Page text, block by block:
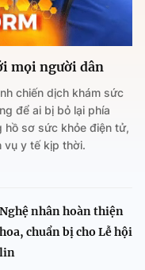
mọi người dân
chiến dịch khám sức
để ai bị bỏ lại phía
hồ sơ sức khỏe điện tử,
vụ y tế kịp thời.
nhân hoàn thiện
chuẩn bị cho Lễ hội